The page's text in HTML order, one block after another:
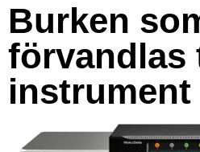
Burken
förvandlas
instrument